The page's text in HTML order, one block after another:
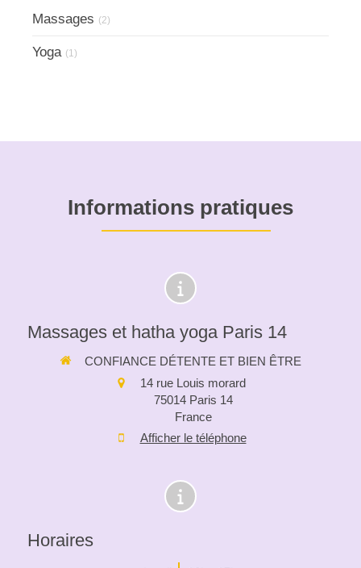
Massages (2)
Yoga (1)
Informations pratiques
Massages et hatha yoga Paris 14
CONFIANCE DÉTENTE ET BIEN ÊTRE
14 rue Louis morard
75014 Paris 14
France
Afficher le téléphone
Horaires